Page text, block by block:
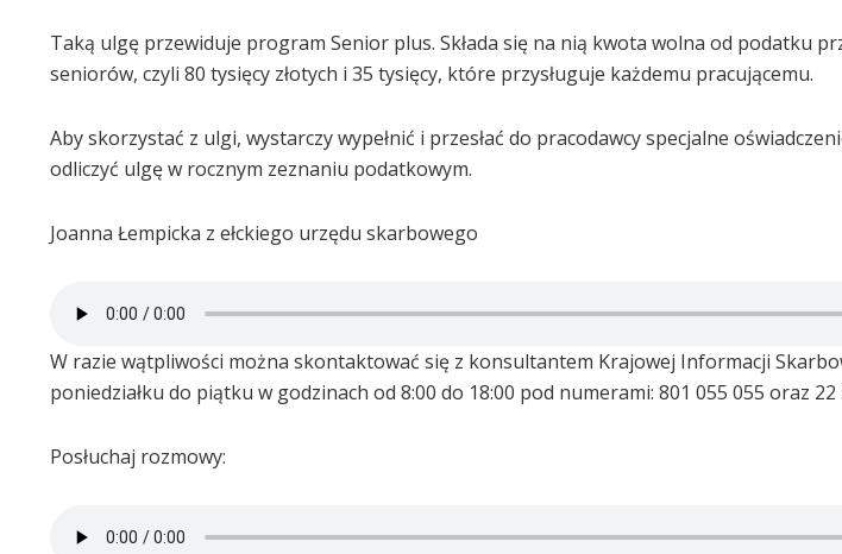
Taką ulgę przewiduje program Senior plus. Składa się na nią kwota wolna od podatku
seniorów, czyli 80 tysięcy złotych i 35 tysięcy, które przysługuje każdemu pracującemu.
Aby skorzystać z ulgi, wystarczy wypełnić i przesłać do pracodawcy specjalne
odliczyć ulgę w rocznym zeznaniu podatkowym.
Joanna Łempicka z ełckiego urzędu skarbowego
W razie wątpliwości można skontaktować się z konsultantem Krajowej Informacji
poniedziałku do piątku w godzinach od 8:00 do 18:00 pod numerami: 801 055 055 oraz 22
Posłuchaj rozmowy: